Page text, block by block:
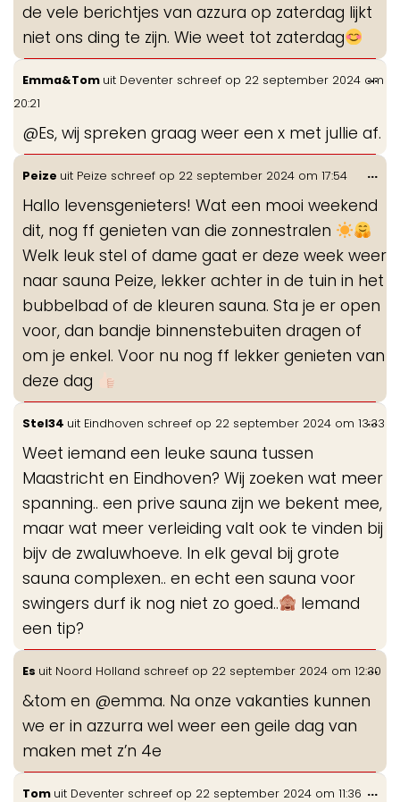
de vele berichtjes van azzura op zaterdag lijkt
niet ons ding te zijn. Wie weet tot zaterdag
Emma&Tom uit Deventer schreef op 22 september 2024 om
20:21
@Es, wij spreken graag weer een x met jullie af.
...
Peize uit Peize schreef op 22 september 2024 om 17:54
Hallo levensgenieters! Wat een mooi weekend
dit, nog ff genieten van die zonnestralen
Welk leuk stel of dame gaat er deze week weer
naar sauna Peize, lekker achter in de tuin in het
bubbelbad of de kleuren sauna. Sta je er open
voor, dan bandje binnenstebuiten dragen of
om je enkel. Voor nu nog ff lekker genieten van
deze dag
...
Stel34 uit Eindhoven schreef op 22 september 2024 om 13:33
Weet iemand een leuke sauna tussen
Maastricht en Eindhoven? Wij zoeken wat meer
spanning.. een prive sauna zijn we bekent mee,
maar wat meer verleiding valt ook te vinden bij
bijv de zwaluwhoeve. In elk geval bij grote
sauna complexen.. en echt een sauna voor
swingers durf ik nog niet zo goed..
Iemand
een tip?
...
Es uit Noord Holland schreef op 22 september 2024 om 12:30
&tom en @emma. Na onze vakanties kunnen
we er in azzurra wel weer een geile dag van
maken met z’n 4e
...
Tom uit Deventer schreef op 22 september 2024 om 11:36 ...